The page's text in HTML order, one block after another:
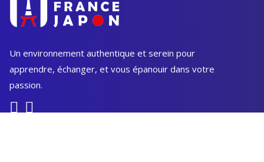
Un environnement authentique et serein pour
apprendre, échanger, et vous épanouir dans votre
passion.